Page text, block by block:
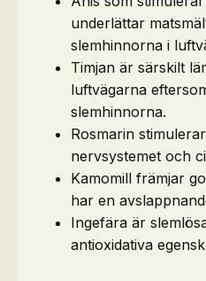
underlättar
slemhinnorna i
Timjan är särskilt
luftvägarna
slemhinnorna.
Rosmarin
nervsystemet och
Kamomill främjar
har en
Ingefära är
antioxidativa